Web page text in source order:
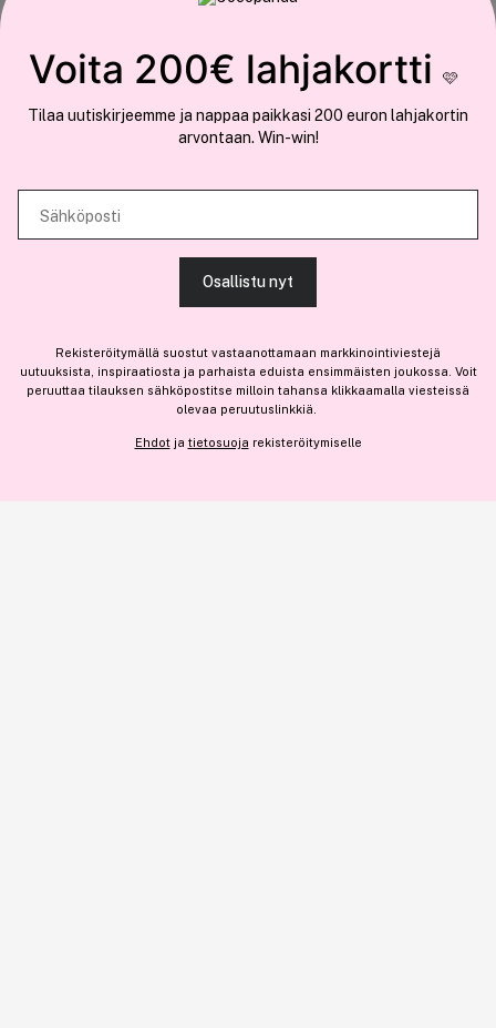
Tämä sivusto käyttää evästeitä
Käytämme evästeitä tarjoamamme sisällön ja mainosten
räätälöimiseen, sosiaalisen median ominaisuuksien tukemiseen ja
käytät sivustoamme. Kumppanimme voivat yhdistää näitä tietoja muihin
Tilaa ilmoitus
Meistä
Jos haluat henkilökohtaista neuvoa ammattitason hiustuotteista,
Voita 200€ lahjakortti 🩷
Tilaa uutiskirjeemme ja nappaa paikkasi 200 euron lahjakortin
arvontaan. Win-win!
Sähköposti
Osallistu nyt
Rekisteröitymällä suostut vastaanottamaan markkinointiviestejä
uutuuksista, inspiraatiosta ja parhaista eduista ensimmäisten joukossa. Voit
peruuttaa tilauksen sähköpostitse milloin tahansa klikkaamalla viesteissä
olevaa peruutuslinkkiä.
Ehdotja tietosuoja rekisteröitymiselle